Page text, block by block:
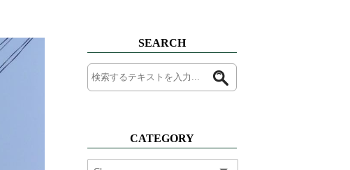
SEARCH
CATEGORY